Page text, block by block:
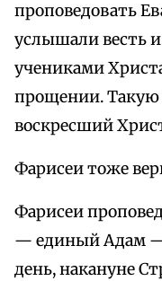
проповедовать
услышали весть
учениками
прощении. Такую
воскресший
Фарисеи тоже
Фарисеи
— единый Адам —
день, накануне